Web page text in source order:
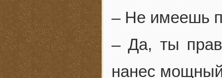
– Не имеешь
– Да, ты
нанес